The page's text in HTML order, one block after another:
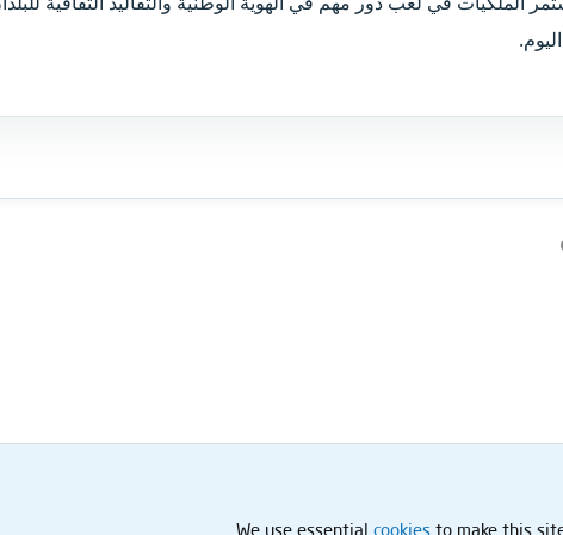
We use essential cookies to make this